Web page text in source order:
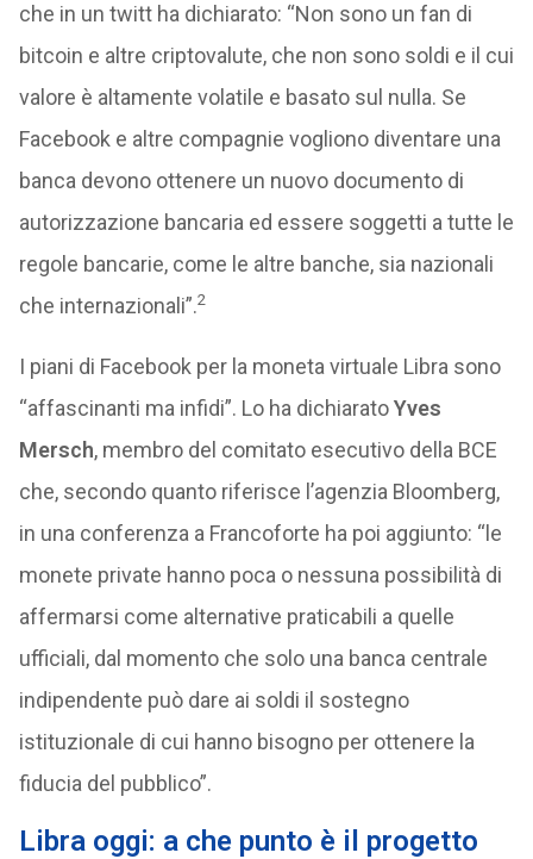
che in un twitt ha dichiarato: “Non sono un fan di
bitcoin e altre criptovalute, che non sono soldi e il cui
valore è altamente volatile e basato sul nulla. Se
Facebook e altre compagnie vogliono diventare una
banca devono ottenere un nuovo documento di
autorizzazione bancaria ed essere soggetti a tutte le
regole bancarie, come le altre banche, sia nazionali
che internazionali”.2
I piani di Facebook per la moneta virtuale Libra sono
“affascinanti ma infidi”. Lo ha dichiaratoYves
Mersch, membro del comitato esecutivo della BCE
che, secondo quanto riferisce l’agenzia Bloomberg,
in una conferenza a Francoforte ha poi aggiunto: “le
monete private hanno poca o nessuna possibilità di
affermarsi come alternative praticabili a quelle
ufficiali, dal momento che solo una banca centrale
indipendente può dare ai soldi il sostegno
istituzionale di cui hanno bisogno per ottenere la
fiducia del pubblico”.
Libra oggi: a che punto è il progetto